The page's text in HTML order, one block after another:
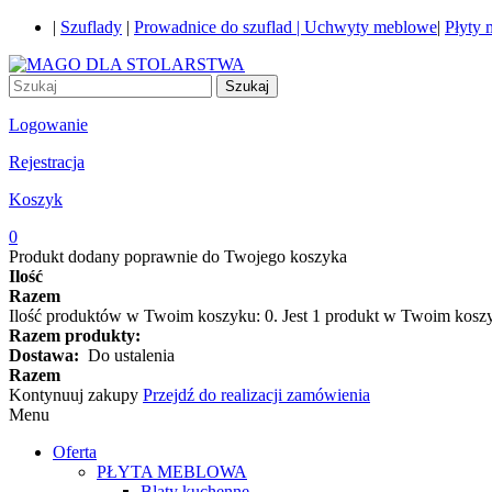
| Szuflady | Prowadnice do szuflad | Uchwyty meblowe| Płyty
Szukaj
Logowanie
Rejestracja
Koszyk
0
Produkt dodany poprawnie do Twojego koszyka
Ilość
Razem
Ilość produktów w Twoim koszyku: 0. Jest 1 produkt w Twoim
Razem produkty:
Dostawa: Do ustalenia
Razem
Kontynuuj zakupy Przejdź do realizacji zamówienia
Menu
Oferta
PŁYTA MEBLOWA